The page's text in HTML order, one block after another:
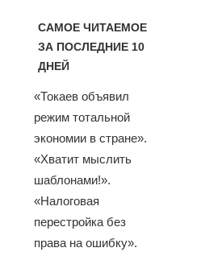
САМОЕ ЧИТАЕМОЕ
ЗА ПОСЛЕДНИЕ 10
ДНЕЙ
«Токаев объявил
режим тотальной
экономии в стране».
«Хватит мыслить
шаблонами!».
«Налоговая
перестройка без
права на ошибку».